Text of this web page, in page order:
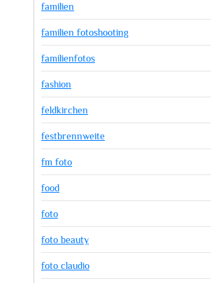
familien
familien fotoshooting
familienfotos
fashion
feldkirchen
festbrennweite
fm foto
food
foto
foto beauty
foto claudio